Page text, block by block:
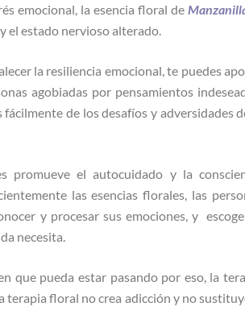
emocional, la esencia floral de
el estado nervioso alterado.
la resiliencia emocional, te puedes
agobiadas por pensamientos
de los desafíos y adversidades
promueve el autocuidado y la
las esencias florales, las
y procesar sus emociones, y
necesita.
que pueda estar pasando por eso, la
terapia floral no crea adicción y no